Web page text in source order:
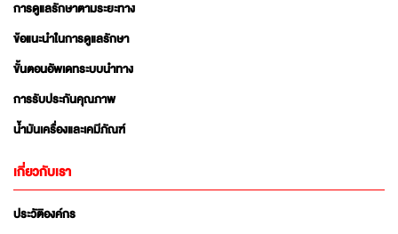
การดูแลรักษาตามระยะทาง
ข้อแนะนำในการดูแลรักษา
ขั้นตอนอัพเดทระบบนำทาง
การรับประกันคุณภาพ
น้ำมันเครื่องและเคมีภัณฑ์
เกี่ยวกับเรา
ประวัติองค์กร